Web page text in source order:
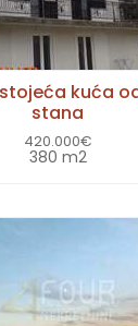
kuća
stana
420.000€
380 m2